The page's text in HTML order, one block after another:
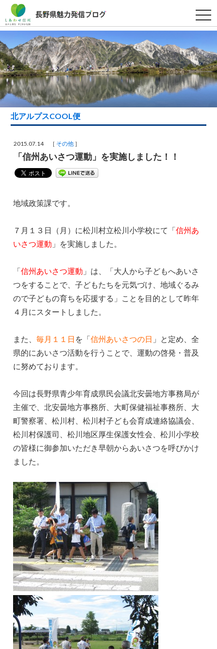
t
o
g
e
n
a
v
i
g
i
北アルプスCOOL便
2015.07.14 ［ その他 ］
「信州あいさつ運動」を実施しました！！
地域政策課です。
７月１３日（月）に松川村立松川小学校にて「信州あ
いさつ運動 」を実施しました。
「信州あいさつ運動 」は、「大人から子どもへあいさ
つをすることで、子どもたちを元気づけ、地域ぐるみ
ので子どもの育ちを応援する」ことを目的として昨年
４月にスタートしました。
また、毎月１１日 を「信州あいさつの日 」と定め、全
県的にあいさつ活動を行うことで、運動の啓発・普及
に努めております。
今回は長野県青少年育成県民会議北安曇地方事務局が
主催で、北安曇地方事務所、大町保健福祉事務所、大
町警察署、松川村、松川村子ども会育成連絡協議会、
松川村保護司、松川地区厚生保護女性会、松川小学校
の皆様に御参加いただき早朝からあいさつを呼びかけ
ました。